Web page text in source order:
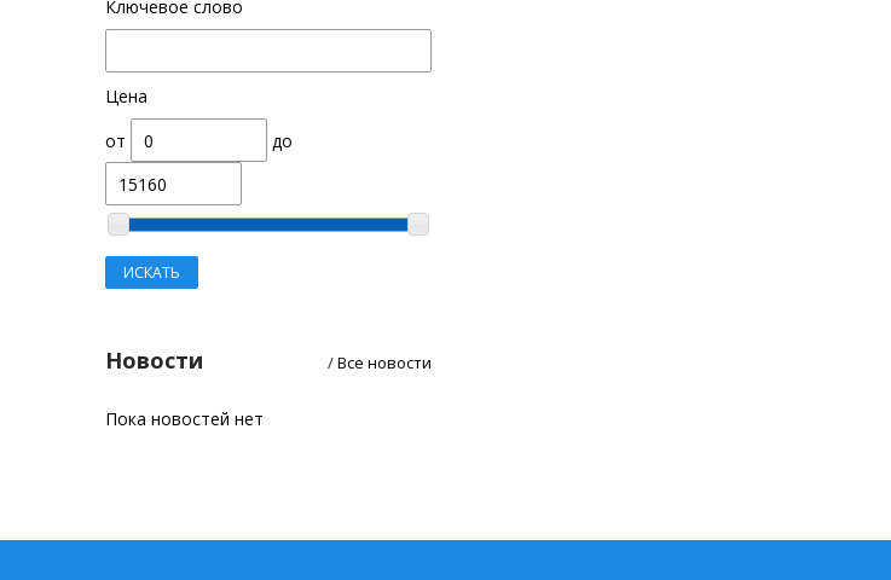
Ключевое слово
Цена
от
до
Новости /Все новости
Пока новостей нет